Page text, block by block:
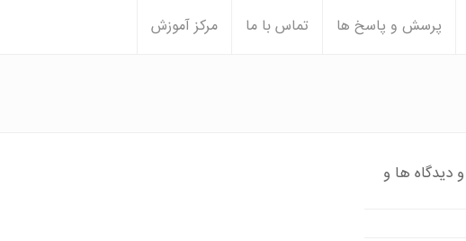
پرسش و پاسخ ها تماس با ما مرکز آموزش
بررسی چسب 123 و دیدگاه ها و